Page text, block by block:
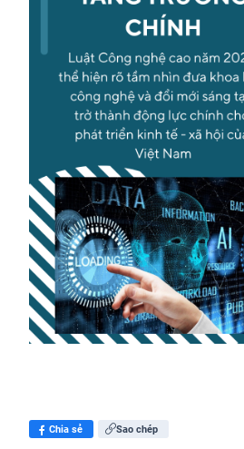
Chia sẻ Sao chép